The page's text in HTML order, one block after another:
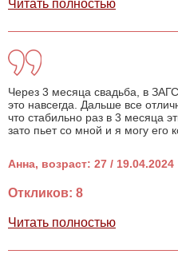
Читать полностью
Через 3 месяца свадьба, в
это навсегда. Дальше все
что стабильно раз в 3 месяца
зато пьет со мной и я могу его
Анна, возраст: 27 / 19.04.2024
Откликов: 8
Читать полностью